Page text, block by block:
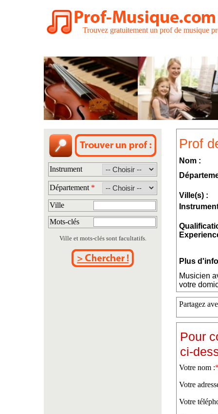
Trouvez gratuitement un prof de musique
Instrument
Département *
Ville
Mots-clés
Ville et mots-clés sont facultatifs.
Prof
Nom :
Ville(s) :
Plus
Musicien
votre
Partagez
Pour
ci-
Votre nom :
Votre
Votre